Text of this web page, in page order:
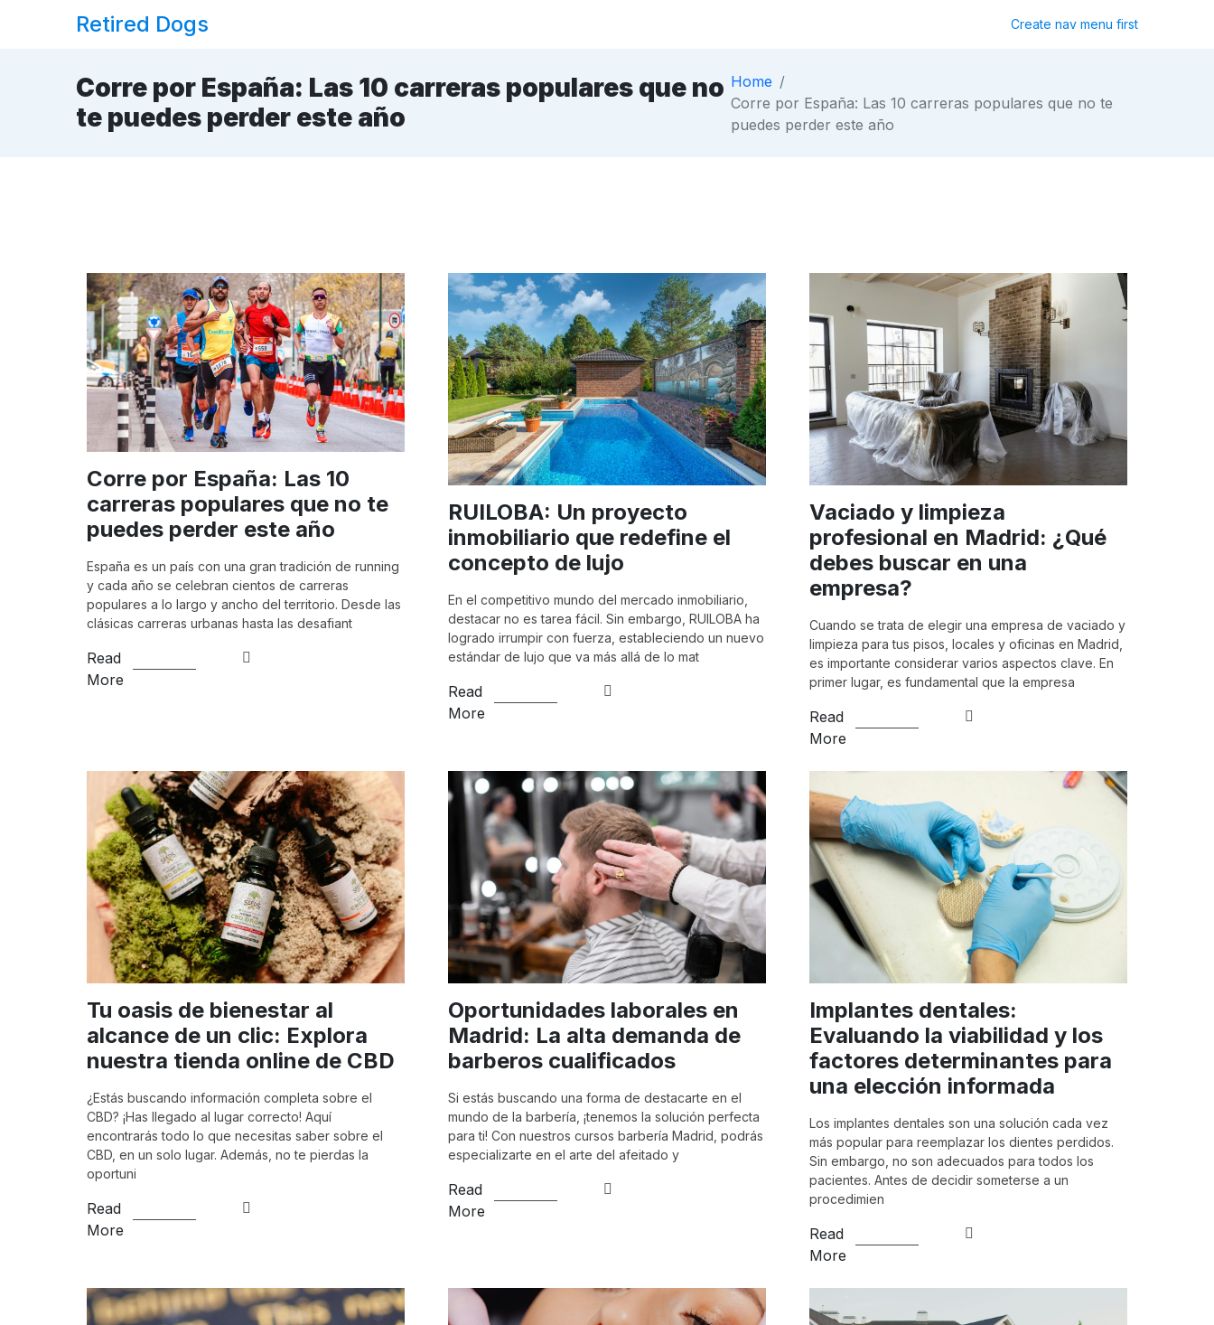
Retired Dogs Create nav menu first
Corre por España: Las 10 carreras populares que no
te puedes perder este año
Home /
Corre por España: Las 10 carreras populares que no te
puedes perder este año
Corre por España: Las 10
carreras populares que no te
puedes perder este año
España es un país con una gran tradición de running
y cada año se celebran cientos de carreras
populares a lo largo y ancho del territorio. Desde las
clásicas carreras urbanas hasta las desafiant
Read
More
RUILOBA: Un proyecto
inmobiliario que redefine el
concepto de lujo
En el competitivo mundo del mercado inmobiliario,
destacar no es tarea fácil. Sin embargo, RUILOBA ha
logrado irrumpir con fuerza, estableciendo un nuevo
estándar de lujo que va más allá de lo mat
Read
More
Vaciado y limpieza
profesional en Madrid: ¿Qué
debes buscar en una
empresa?
Cuando se trata de elegir una empresa de vaciado y
limpieza para tus pisos, locales y oficinas en Madrid,
es importante considerar varios aspectos clave. En
primer lugar, es fundamental que la empresa
Read
More
Tu oasis de bienestar al
alcance de un clic: Explora
nuestra tienda online de CBD
¿Estás buscando información completa sobre el
CBD? ¡Has llegado al lugar correcto! Aquí
encontrarás todo lo que necesitas saber sobre el
CBD, en un solo lugar. Además, no te pierdas la
oportuni
Read
More
Oportunidades laborales en
Madrid: La alta demanda de
barberos cualificados
Si estás buscando una forma de destacarte en el
mundo de la barbería, ¡tenemos la solución perfecta
para ti! Con nuestros cursos barbería Madrid, podrás
especializarte en el arte del afeitado y
Read
More
Implantes dentales:
Evaluando la viabilidad y los
factores determinantes para
una elección informada
Los implantes dentales son una solución cada vez
más popular para reemplazar los dientes perdidos.
Sin embargo, no son adecuados para todos los
pacientes. Antes de decidir someterse a un
procedimien
Read
More